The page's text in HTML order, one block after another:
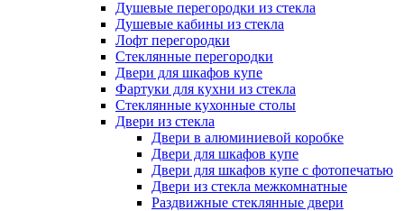
Душевые перегородки из стекла
Душевые кабины из стекла
Лофт перегородки
Стеклянные перегородки
Двери для шкафов купе
Фартуки для кухни из стекла
Стеклянные кухонные столы
Двери из стекла
Двери в алюминиевой коробке
Двери для шкафов купе
Двери для шкафов купе с фотопечатью
Двери из стекла межкомнатные
Раздвижные стеклянные двери